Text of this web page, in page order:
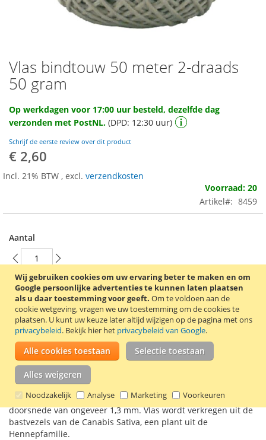
Wij gebruiken cookies om uw ervaring beter te maken en om
Google persoonlijke advertenties te kunnen laten plaatsen
als u daar toestemming voor geeft. Om te voldoen aan de
cookie wetgeving, vragen we uw toestemming om de cookies te
plaatsen. U kunt uw keuze later altijd wijzigen op de pagina met ons
privacybeleid. Bekijk hier het privacybeleid van Google.
Alle cookies toestaan Selectie toestaan
Alles weigeren
Noodzakelijk Analyse Marketing Voorkeuren
Ga
naar
het
van
de
gallerij
Vlas bindtouw 50 meter 2-draads
50 gram
Op werkdagen voor 17:00 uur besteld, dezelfde dag
verzonden met PostNL. (DPD: 12:30 uur)
Schrijf de eerste review over dit product
€ 2,60
Incl. 21% BTW , excl. verzendkosten
Voorraad: 20
Artikel
8459
Aantal
In Winkelwagen
VOEG TOE AAN VERLANGLIJST
TOEVOEGEN OM TE VERGELIJKEN
Dit dunne bindtouw is gemaakt van vlas en heeft een
doorsnede van ongeveer 1,3 mm. Vlas wordt verkregen uit de
bastvezels van de Canabis Sativa, een plant uit de
Hennepfamilie.